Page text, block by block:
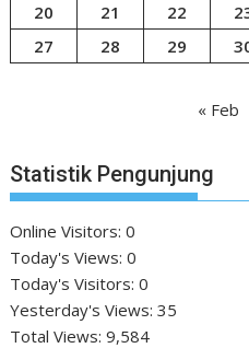
20
21 22
27
28 29
« Feb
Statistik Pengunjung
Online Visitors:0
Today's Views:0
Today's Visitors:0
Yesterday's Views:35
Total Views:9,584